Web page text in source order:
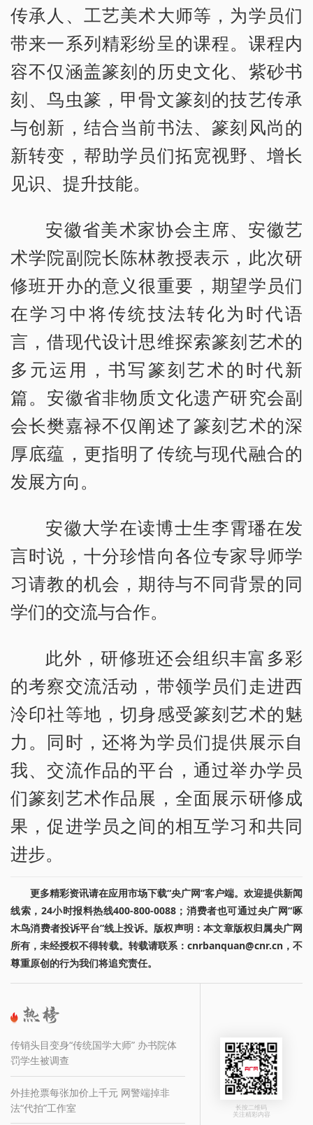
传承人、工艺美术大师等，为学员们
带来一系列精彩纷呈的课程。课程内
容不仅涵盖篆刻的历史文化、紫砂书
刻、鸟虫篆，甲骨文篆刻的技艺传承
与创新，结合当前书法、篆刻风尚的
新转变，帮助学员们拓宽视野、增长
见识、提升技能。
安徽省美术家协会主席、安徽艺
术学院副院长陈林教授表示，此次研
修班开办的意义很重要，期望学员们
在学习中将传统技法转化为时代语
言，借现代设计思维探索篆刻艺术的
多元运用，书写篆刻艺术的时代新
篇。安徽省非物质文化遗产研究会副
会长樊嘉禄不仅阐述了篆刻艺术的深
厚底蕴，更指明了传统与现代融合的
发展方向。
安徽大学在读博士生李霄璠在发
言时说，十分珍惜向各位专家导师学
习请教的机会，期待与不同背景的同
学们的交流与合作。
此外，研修班还会组织丰富多彩
的考察交流活动，带领学员们走进西
泠印社等地，切身感受篆刻艺术的魅
力。同时，还将为学员们提供展示自
我、交流作品的平台，通过举办学员
们篆刻艺术作品展，全面展示研修成
果，促进学员之间的相互学习和共同
进步。
更多精彩资讯请在应用市场下载“央广网”客户端。欢迎提供新闻
线索，24小时报料热线400-800-0088；消费者也可通过央广网“啄
木鸟消费者投诉平台”线上投诉。版权声明：本文章版权归属央广网
所有，未经授权不得转载。转载请联系：cnrbanquan@cnr.cn，不
尊重原创的行为我们将追究责任。
传销头目变身“传统国学大师” 办书院体
罚学生被调查
外挂抢票每张加价上千元 网警端掉非
法“代拍”工作室
长按二维码
关注精彩内容